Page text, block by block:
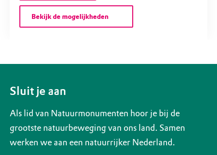
Bekijk de mogelijkheden
Sluit je aan
Als lid van Natuurmonumenten hoor je bij de
grootste natuurbeweging van ons land. Samen
werken we aan een natuurrijker Nederland.